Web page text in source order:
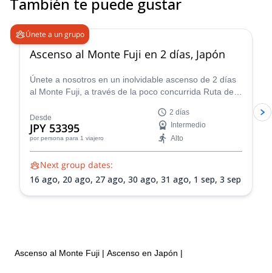
Únete a un grupo
Ascenso al Monte Fuji en 2 días, Japón
Únete a nosotros en un inolvidable ascenso de 2 días
al Monte Fuji, a través de la poco concurrida Ruta del
Japón!
Desde
JPY 53395
por persona para 1 viajero
2 días
Intermedio
Alto
Next group dates:
16 ago, 20 ago, 27 ago, 30 ago, 31 ago, 1 sep, 3 sep
Ascenso al Monte Fuji | Ascenso en Japón |